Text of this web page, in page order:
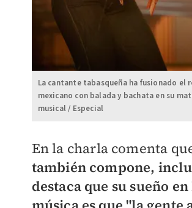
La cantante tabasqueña ha fusionado el
mexicano con balada y bachata en su
musical / Especial
En la charla comenta
también compone,
destaca que su sueño en